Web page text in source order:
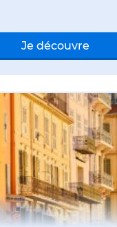
Je découvre